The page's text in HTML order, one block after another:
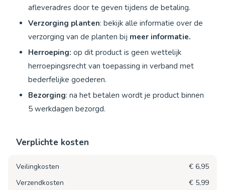
afleveradres door te geven tijdens de betaling.
Verzorging planten: bekijk alle informatie over de
verzorging van de planten bij meer informatie.
Herroeping: op dit product is geen wettelijk
herroepingsrecht van toepassing in verband met
bederfelijke goederen.
Bezorging: na het betalen wordt je product binnen
5 werkdagen bezorgd.
Verplichte kosten
Veilingkosten
€ 6,95
Verzendkosten
€ 5,99